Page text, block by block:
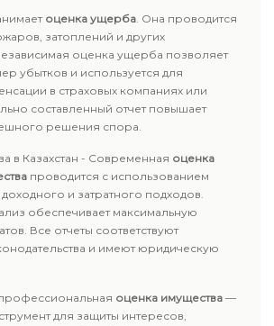
оценка ущерба. Она проводится
затоплений и других
оценка ущерба позволяет
убытков и используется для
в страховых компаниях или
составленный отчет повышает
решения спора.
в Казахстан - Современная оценка
проводится с использованием
и затратного подходов.
обеспечивает максимальную
Все отчеты соответствуют
и имеют юридическую
оценка имущества —
для защиты интересов,